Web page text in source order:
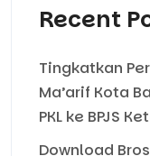
Recent
Tingkatkan
Ma’arif Kota
PKL ke BPJS
Download